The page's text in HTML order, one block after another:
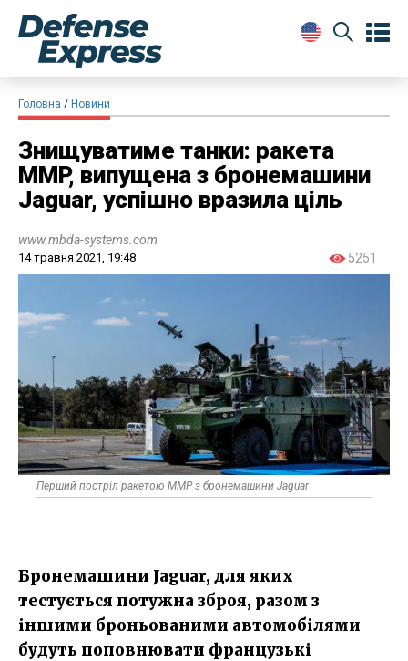
Головна Новини
Знищуватиме танки: ракета
MMP, випущена з бронемашини
Jaguar, успішно вразила ціль
www.mbda-systems.com
14 травня 2021, 19:48 5251
Перший постріл ракетою MMP з бронемашини Jaguar
Бронемашини Jaguar, для яких
тестується потужна зброя, разом з
іншими броньованими автомобілями
будуть поповнювати французькі